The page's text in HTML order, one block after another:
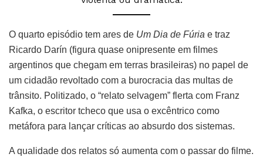
O quarto episódio tem ares de Um Dia de Fúria e traz
Ricardo Darín (figura quase onipresente em filmes
argentinos que chegam em terras brasileiras) no papel de
um cidadão revoltado com a burocracia das multas de
trânsito. Politizado, o “relato selvagem” flerta com Franz
Kafka, o escritor tcheco que usa o excêntrico como
metáfora para lançar críticas ao absurdo dos sistemas.
A qualidade dos relatos só aumenta com o passar do filme.